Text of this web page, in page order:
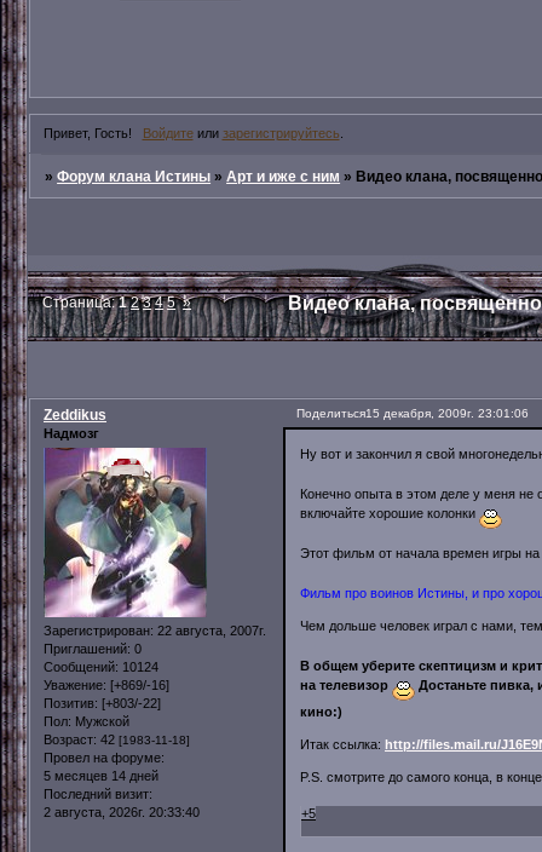
Привет, Гость! Войдитеили зарегистрируйтесь
»Форум клана Истины »Арт и иже с ним »Видео клана,
Видео клана,
Страница:1 2 3 4 5 »
Поделиться15 декабря, 2009г. 23:01:06
Zeddikus
Надмозг
Зарегистрирован: 22 августа, 2007г.
Приглашений: 0
Сообщений: 10124
Уважение: [+869/-16]
Позитив: [+803/-22]
Пол: Мужской
Возраст: 42 [1983-11-18]
Провел на форуме:
5 месяцев 14 дней
Последний визит:
2 августа, 2026г. 20:33:40
Ну вот и закончил я свой
Конечно опыта в этом деле у меня не
включайте хорошие колонки
Этот фильм от начала времен игры
Фильм про воинов Истины, и про
Чем дольше человек играл с нами,
В общем уберите скептицизм и
на телевизор
Достаньте пивка,
кино:)
Итак ссылка: http://files.mail.ru/
P.S. смотрите до самого конца, в
+5